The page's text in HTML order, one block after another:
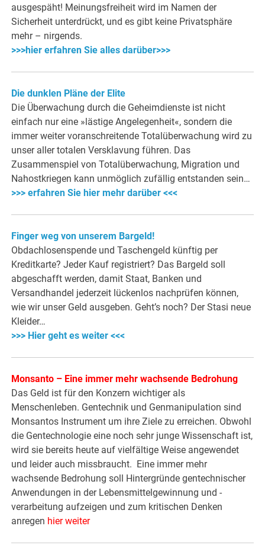
ausgespäht! Meinungsfreiheit wird im Namen der
Sicherheit unterdrückt, und es gibt keine Privatsphäre
mehr – nirgends.
>>>hier erfahren Sie alles darüber>>>
Die dunklen Pläne der Elite
Die Überwachung durch die Geheimdienste ist nicht
einfach nur eine »lästige Angelegenheit«, sondern die
immer weiter voranschreitende Totalüberwachung wird zu
unser aller totalen Versklavung führen. Das
Zusammenspiel von Totalüberwachung, Migration und
Nahostkriegen kann unmöglich zufällig entstanden sein…
>>> erfahren Sie hier mehr darüber <<<
Finger weg von unserem Bargeld!
Obdachlosenspende und Taschengeld künftig per
Kreditkarte? Jeder Kauf registriert? Das Bargeld soll
abgeschafft werden, damit Staat, Banken und
Versandhandel jederzeit lückenlos nachprüfen können,
wie wir unser Geld ausgeben. Geht’s noch? Der Stasi neue
Kleider…
>>> Hier geht es weiter <<<
Monsanto – Eine immer mehr wachsende Bedrohung
Das Geld ist für den Konzern wichtiger als
Menschenleben. Gentechnik und Genmanipulation sind
Monsantos Instrument um ihre Ziele zu erreichen. Obwohl
die Gentechnologie eine noch sehr junge Wissenschaft ist,
wird sie bereits heute auf vielfältige Weise angewendet
und leider auch missbraucht. Eine immer mehr
wachsende Bedrohung soll Hintergründe gentechnischer
Anwendungen in der Lebensmittelgewinnung und -
verarbeitung aufzeigen und zum kritischen Denken
anregen hier weiter